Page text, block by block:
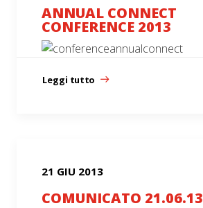
ANNUAL CONNECT
CONFERENCE 2013
Leggi tutto
21 GIU 2013
COMUNICATO 21.06.13